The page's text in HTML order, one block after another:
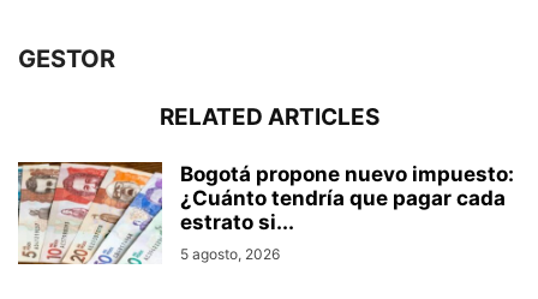
GESTOR
RELATED ARTICLES
Bogotá propone nuevo impuesto:
¿Cuánto tendría que pagar cada
estrato si...
5 agosto, 2026